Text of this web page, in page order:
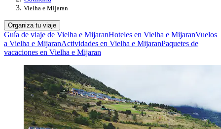
Vielha e Mijaran
Organiza tu viaje
Guía de viaje de Vielha e MijaranHoteles en Vielha e MijaranVuelos
a Vielha e MijaranActividades en Vielha e MijaranPaquetes de
vacaciones en Vielha e Mijaran